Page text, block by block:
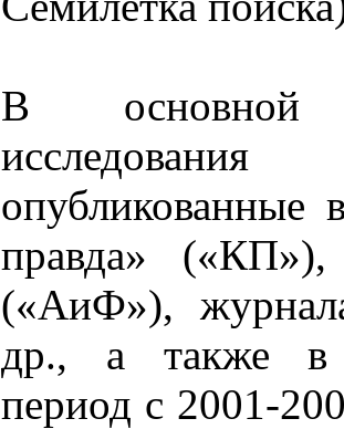
В основной
опубликованные
правда»
(«АиФ»),
др., а также в
период с 2001-